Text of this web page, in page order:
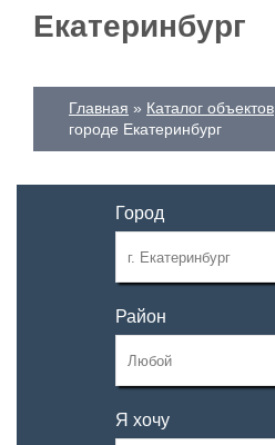
Екатеринбург
Главная Каталог объектов
городе Екатеринбург
Город
Район
Я хочу